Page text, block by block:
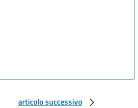
articolo successivo